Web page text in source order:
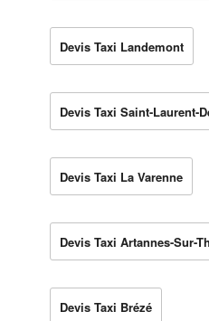
Devis Taxi Landemont
Devis Taxi Saint-Laurent-
Devis Taxi La Varenne
Devis Taxi Artannes-Sur-
Devis Taxi Brézé